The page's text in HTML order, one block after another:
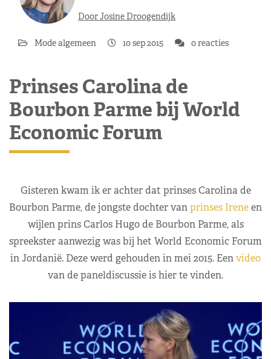
Door Josine Droogendijk
Mode algemeen 10 sep 2015 0 reacties
Prinses Carolina de
Bourbon Parme bij World
Economic Forum
Gisteren kwam ik er achter dat prinses Carolina de
Bourbon Parme, de jongste dochter vanprinses Ireneen
wijlen prins Carlos Hugo de Bourbon Parme, als
spreekster aanwezig was bij het World Economic Forum
in Jordanië. Deze werd gehouden in mei 2015. Eenvideo
van de paneldiscussie is hier te vinden.